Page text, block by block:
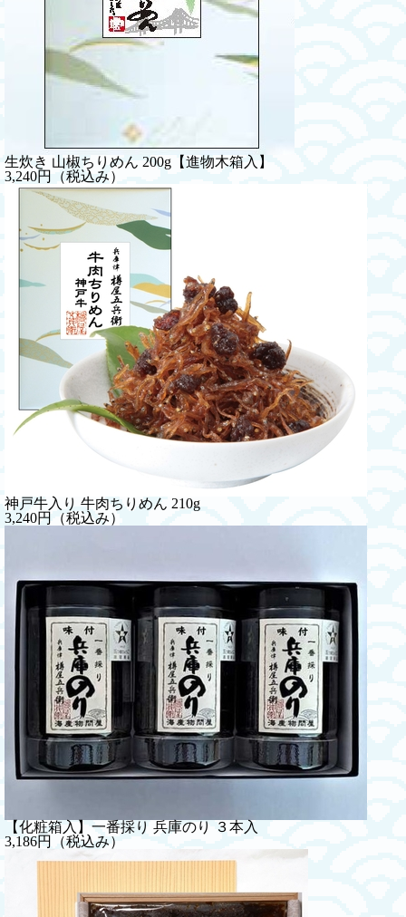
生炊き 山椒ちりめん 200g【進物木箱入】
3,240円（税込み）
神戸牛入り 牛肉ちりめん 210g
3,240円（税込み）
【化粧箱入】一番採り 兵庫のり ３本入
3,186円（税込み）